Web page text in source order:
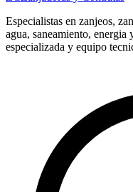
Especialistas en zanjeos,
agua, saneamiento,
especializada y equipo